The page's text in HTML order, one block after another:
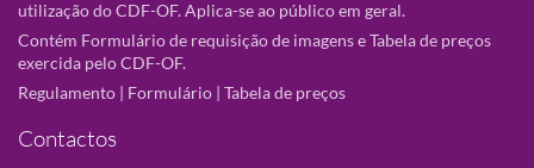
utilização do CDF-OF. Aplica-se ao público em geral.
Contém Formulário de requisição de imagens e Tabela de preços
exercida pelo CDF-OF.
Regulamento | Formulário | Tabela de preços
Contactos